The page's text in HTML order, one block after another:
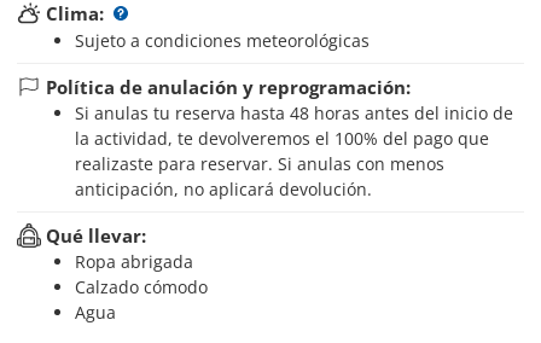
Clima:
Sujeto a condiciones meteorológicas
Política de anulación y reprogramación:
Si anulas tu reserva hasta 48 horas antes del inicio de
la actividad, te devolveremos el 100% del pago que
realizaste para reservar. Si anulas con menos
anticipación, no aplicará devolución.
Qué llevar:
Ropa abrigada
Calzado cómodo
Agua